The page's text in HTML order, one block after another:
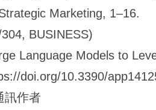
Marketing, 1–16.
BUSINESS)
Language Models to
doi.org/10.3390/
訊作者